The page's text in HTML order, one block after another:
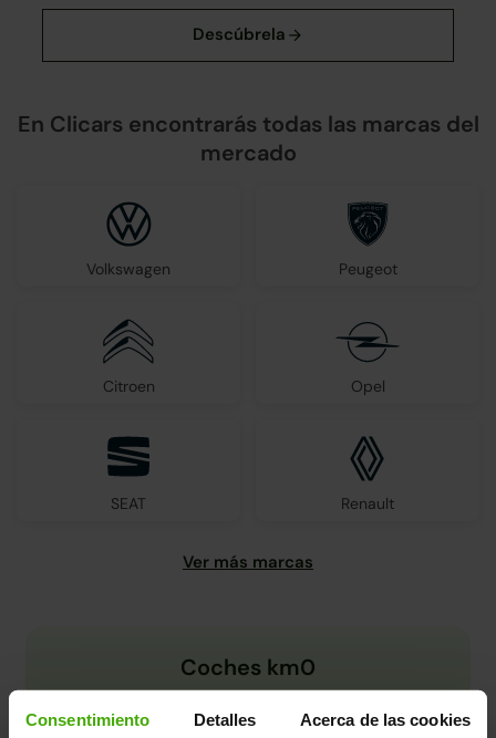
Consentimiento Detalles Acerca de las cookies
En Clicars encontrarás todas las marcas del
mercado
Volkswagen Peugeot
Citroen Opel
SEAT Renault
Coches km0